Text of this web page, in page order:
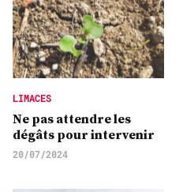
LIMACES
Ne pas attendre les
dégâts pour intervenir
20/07/2024